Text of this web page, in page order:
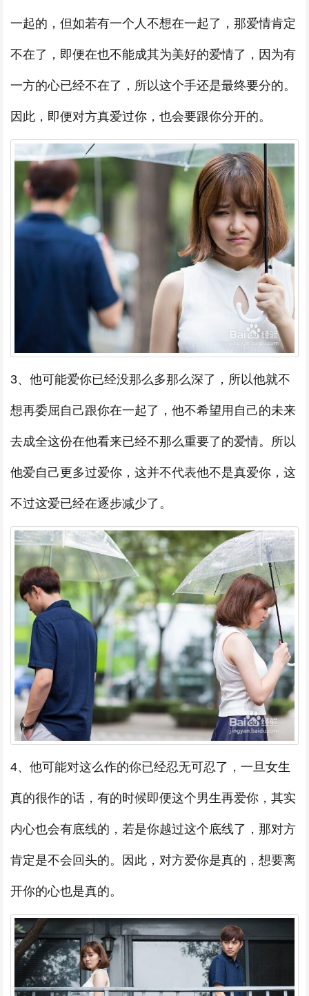
一起的，但如若有一个人不想在一起了，那爱情肯定
不在了，即便在也不能成其为美好的爱情了，因为有
一方的心已经不在了，所以这个手还是最终要分的。
因此，即便对方真爱过你，也会要跟你分开的。
3、他可能爱你已经没那么多那么深了，所以他就不
想再委屈自己跟你在一起了，他不希望用自己的未来
去成全这份在他看来已经不那么重要了的爱情。所以
他爱自己更多过爱你，这并不代表他不是真爱你，这
不过这爱已经在逐步减少了。
4、他可能对这么作的你已经忍无可忍了，一旦女生
真的很作的话，有的时候即便这个男生再爱你，其实
内心也会有底线的，若是你越过这个底线了，那对方
肯定是不会回头的。因此，对方爱你是真的，想要离
开你的心也是真的。